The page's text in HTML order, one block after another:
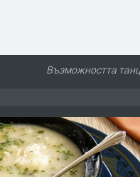
Възможността